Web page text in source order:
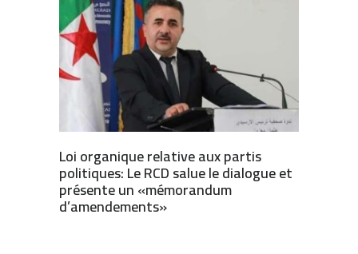
Loi organique relative aux partis
politiques: Le RCD salue le dialogue et
présente un «mémorandum
d’amendements»